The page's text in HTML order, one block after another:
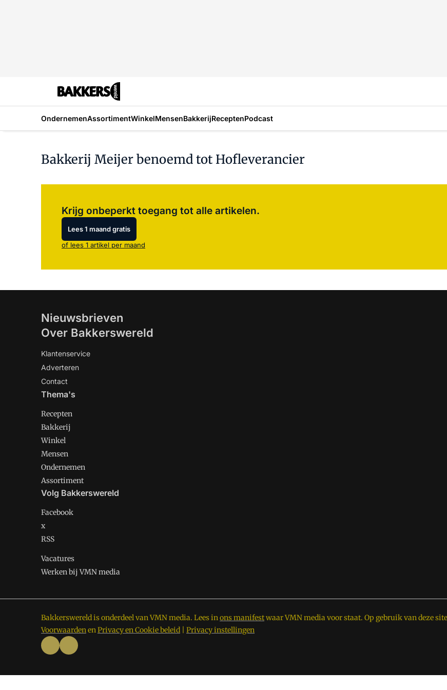
OndernemenAssortimentWinkelMensenBakkerijReceptenPodcast
Bakkerij Meijer benoemd tot Hofleverancier
Krijg onbeperkt toegang tot alle artikelen.
Lees 1 maand gratis
of lees 1 artikel per maand
Nieuwsbrieven
Over Bakkerswereld
Klantenservice
Adverteren
Contact
Thema's
Recepten
Bakkerij
Winkel
Mensen
Ondernemen
Assortiment
Volg Bakkerswereld
Facebook
x
RSS
Vacatures
Werken bij VMN media
Bakkerswereld is onderdeel van VMN media. Lees inons manifestwaar VMN media voor staat. Op gebruik van deze
VoorwaardenenPrivacy en Cookie beleid Privacy instellingen